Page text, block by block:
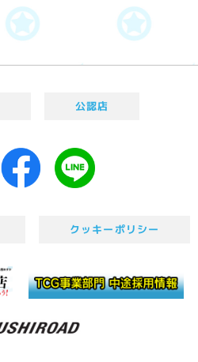
公認店
クッキーポリシー